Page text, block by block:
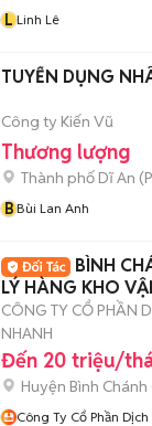
L Linh Lê
TUYỂN DỤNG
Công ty Kiến Vũ
Thương lượng
Thành phố Dĩ An (
BBùi Lan Anh
BÌNH
LÝ HÀNG KHO
CÔNG TY CỔ PHẦN
NHANH
Đến 20 triệu/
Huyện Bình Chánh
Công Ty Cổ Phần Dịch